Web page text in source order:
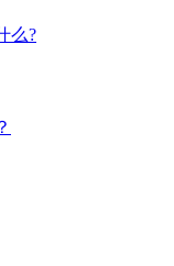
么?